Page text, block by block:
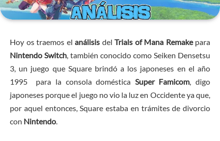
Hoy os traemos el análisis del Trials of Mana Remakepara
Nintendo Switch, también conocido como Seiken Densetsu
3, un juego que Square brindó a los japoneses en el año
1995 para la consola doméstica Super Famicom, digo
japoneses porque el juego no vio la luz en Occidente ya que,
por aquel entonces, Square estaba en trámites de divorcio
con Nintendo.